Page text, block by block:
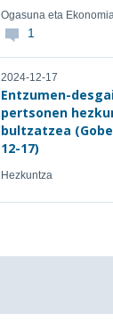
Ogasuna eta
1
2024-12-17
Entzumen-
pertsonen
bultzatzea
12-17)
Hezkuntza